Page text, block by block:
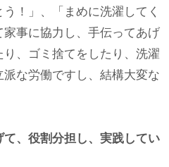
！」、「まめに洗濯してく
事に協力し、手伝ってあげ
、ゴミ捨てをしたり、洗濯
な労働ですし、結構大変な
、役割分担し、実践してい